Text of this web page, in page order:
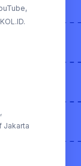
Jakarta